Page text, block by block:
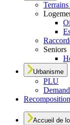
Seniors
Urbanisme
PLU
Accueil de